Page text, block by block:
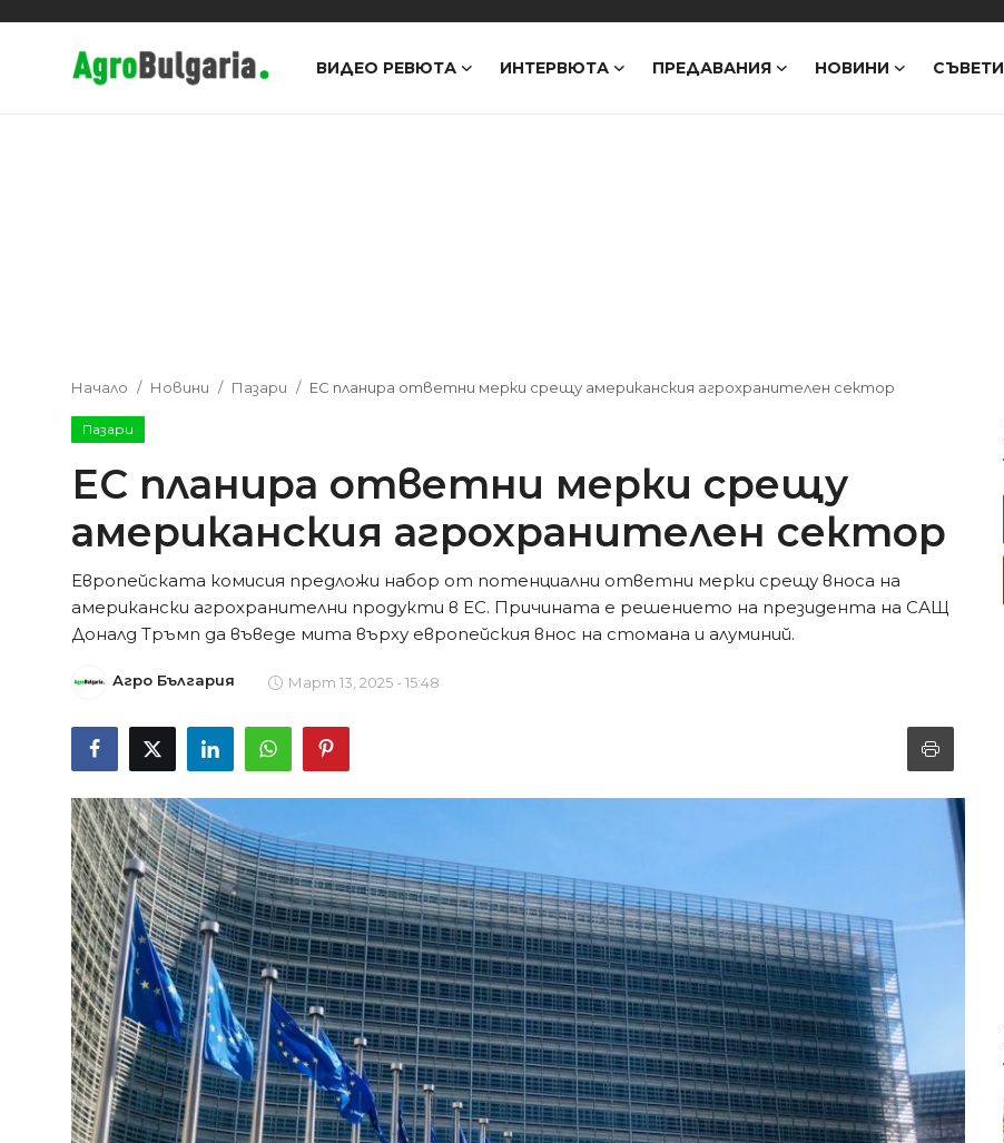
ВИДЕО РЕВЮТА ИНТЕРВЮТА ПРЕДАВАНИЯ НОВИНИ СЪВЕТИ
Начало Новини Пазари ЕС планира ответни мерки срещу американския агрохранителен сектор
Пазари
ЕС планира ответни мерки срещу
американския агрохранителен сектор
Европейската комисия предложи набор от потенциални ответни мерки срещу вноса на
американски агрохранителни продукти в ЕС. Причината е решението на президента на САЩ
Доналд Тръмп да въведе мита върху европейския внос на стомана и алуминий.
Агро България Март 13, 2025 - 15:48